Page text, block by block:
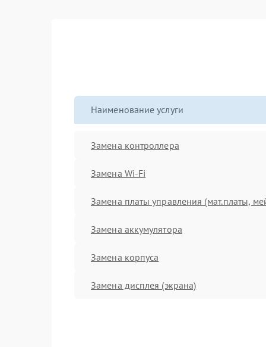
Наименование услуги
Замена контроллера
Замена Wi-Fi
Замена платы управления (мат.платы,
Замена аккумулятора
Замена корпуса
Замена дисплея (экрана)